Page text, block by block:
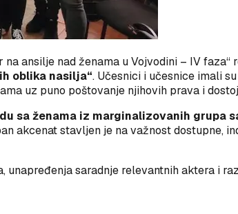
ansilje nad ženama u Vojvodini – IV faza“
oblika nasilja“. Učesnici i učesnice imali
uz puno poštovanje njihovih prava i
sa ženama iz marginalizovanih grupa
akcenat stavljen je na važnost dostupne,
saradnje relevantnih aktera i